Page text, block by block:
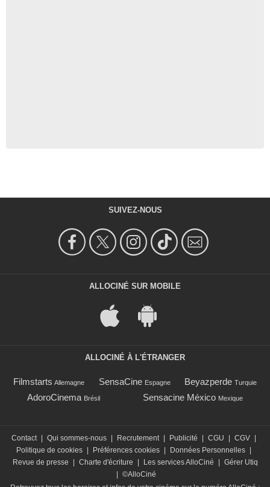
SUIVEZ-NOUS
ALLOCINÉ SUR MOBILE
ALLOCINÉ À L'ÉTRANGER
Filmstarts Allemagne SensaCine Espagne Beyazperde Turquie
AdoroCinema Brésil Sensacine México Mexique
Contact Qui sommes-nous Recrutement Publicité CGU CGV
Politique de cookies
Préférences cookies Données Personnelles
Revue de presse
Charte d'écriture Les services AlloCiné
Gérer Utiq
©AlloCiné